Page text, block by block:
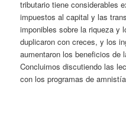
tributario tiene considerables
impuestos al capital y las
imponibles sobre la riqueza y
duplicaron con creces, y los
aumentaron los beneficios de
Concluimos discutiendo las
con los programas de